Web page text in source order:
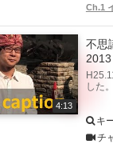
Ch.1
4:13
不思
2013
した
キ
チ